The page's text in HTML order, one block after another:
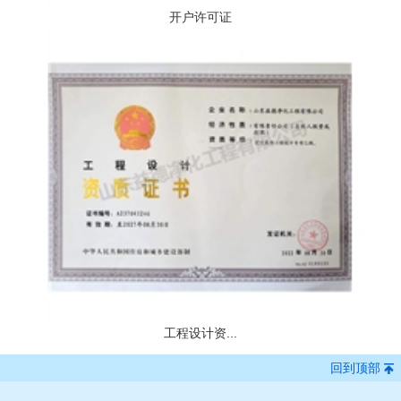
开户许可证
工程设计资...
回到顶部